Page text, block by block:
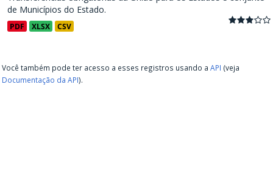
de Municípios do Estado.
PDF XLSX CSV
Você também pode ter acesso a esses registros usando a API (veja
Documentação da API).